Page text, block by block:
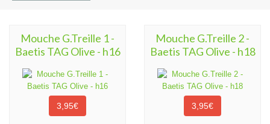
Mouche G.Treille 1 -
Baetis TAG Olive - h16
3,95€
Mouche G.Treille 2 -
Baetis TAG Olive - h18
3,95€